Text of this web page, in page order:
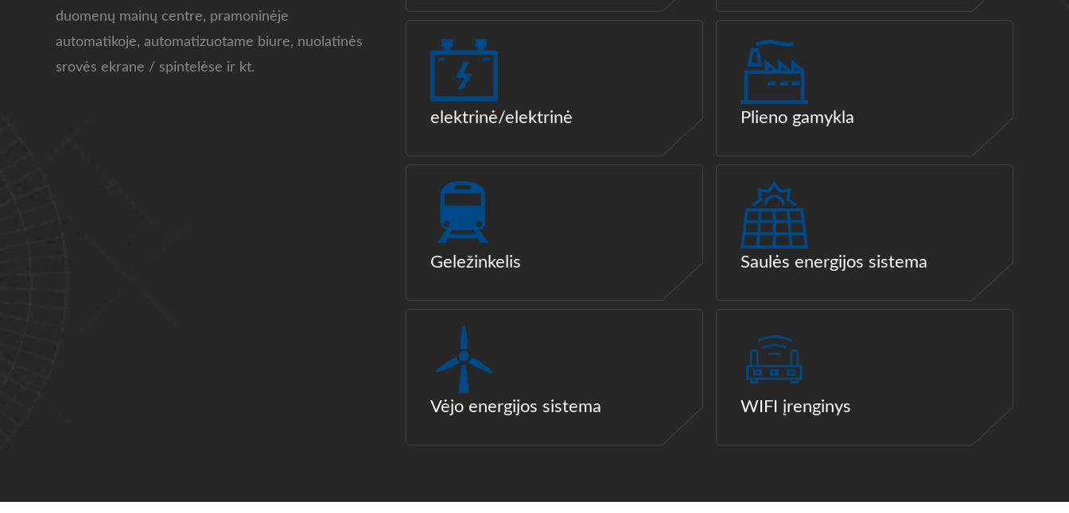
duomenų mainų centre, pramoninėje
automatikoje, automatizuotame biure, nuolatinės
srovės ekrane / spintelėse ir kt.
elektrinė/elektrinė Plieno gamykla
Geležinkelis Saulės energijos sistema
Vėjo energijos sistema WIFI įrenginys